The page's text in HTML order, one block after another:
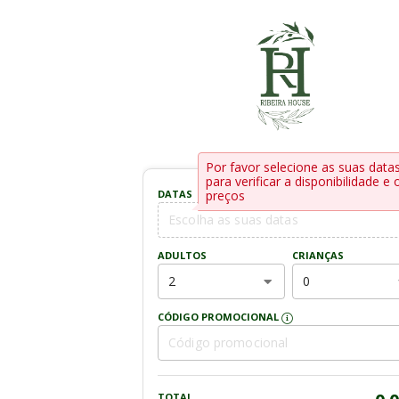
Por favor selecione as suas
para verificar a disponibilidade e
preços
DATAS
ADULTOS
2
CRIANÇAS
0
CÓDIGO PROMOCIONAL